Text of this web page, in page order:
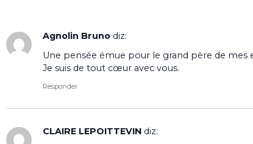
Agnolin Bruno diz:
Une pensée émue pour le grand père de mes
Je suis de tout cœur avec vous.
Responder
CLAIRE LEPOITTEVIN diz: